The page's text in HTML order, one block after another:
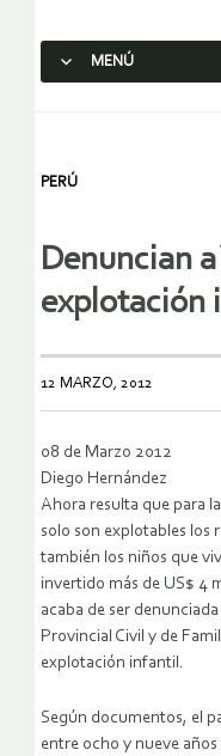
MENÚ
PERÚ
Denuncian
explotación
12 MARZO, 2012
08 de Marzo 2012
Diego Hernández
Ahora resulta que para
solo son explotables los
también los niños que
invertido más de US$ 4
acaba de ser
Provincial Civil y de
explotación infantil.
Según documentos, el
entre ocho y nueve